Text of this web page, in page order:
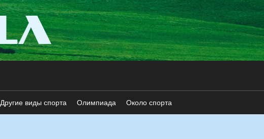
Другие виды спорта Олимпиада Около спорта